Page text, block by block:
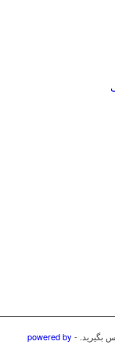
powered by